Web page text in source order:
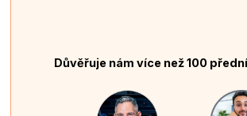
Důvěřuje nám více než 100